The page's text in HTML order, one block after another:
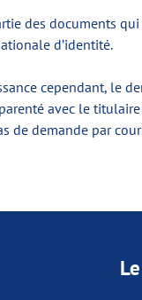
des documents
d’identité.
cependant, le
avec le
de demande par